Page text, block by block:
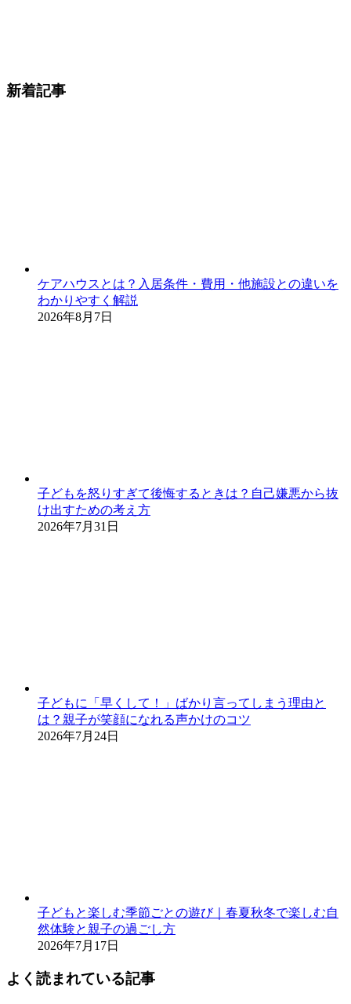
新着記事
ケアハウスとは？入居条件・費用・他施設との違いを
わかりやすく解説
2026年8月7日
子どもを怒りすぎて後悔するときは？自己嫌悪から抜
け出すための考え方
2026年7月31日
子どもに「早くして！」ばかり言ってしまう理由と
は？親子が笑顔になれる声かけのコツ
2026年7月24日
子どもと楽しむ季節ごとの遊び｜春夏秋冬で楽しむ自
然体験と親子の過ごし方
2026年7月17日
よく読まれている記事